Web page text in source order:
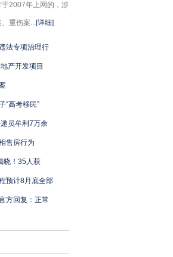
2007年上网的，涉
重伤案...[详细]
法专项治理行
产开发项目
“高考移民”
员牟利7万余
售房行为
晓！35人获
预计8月底全部
方回复：正常